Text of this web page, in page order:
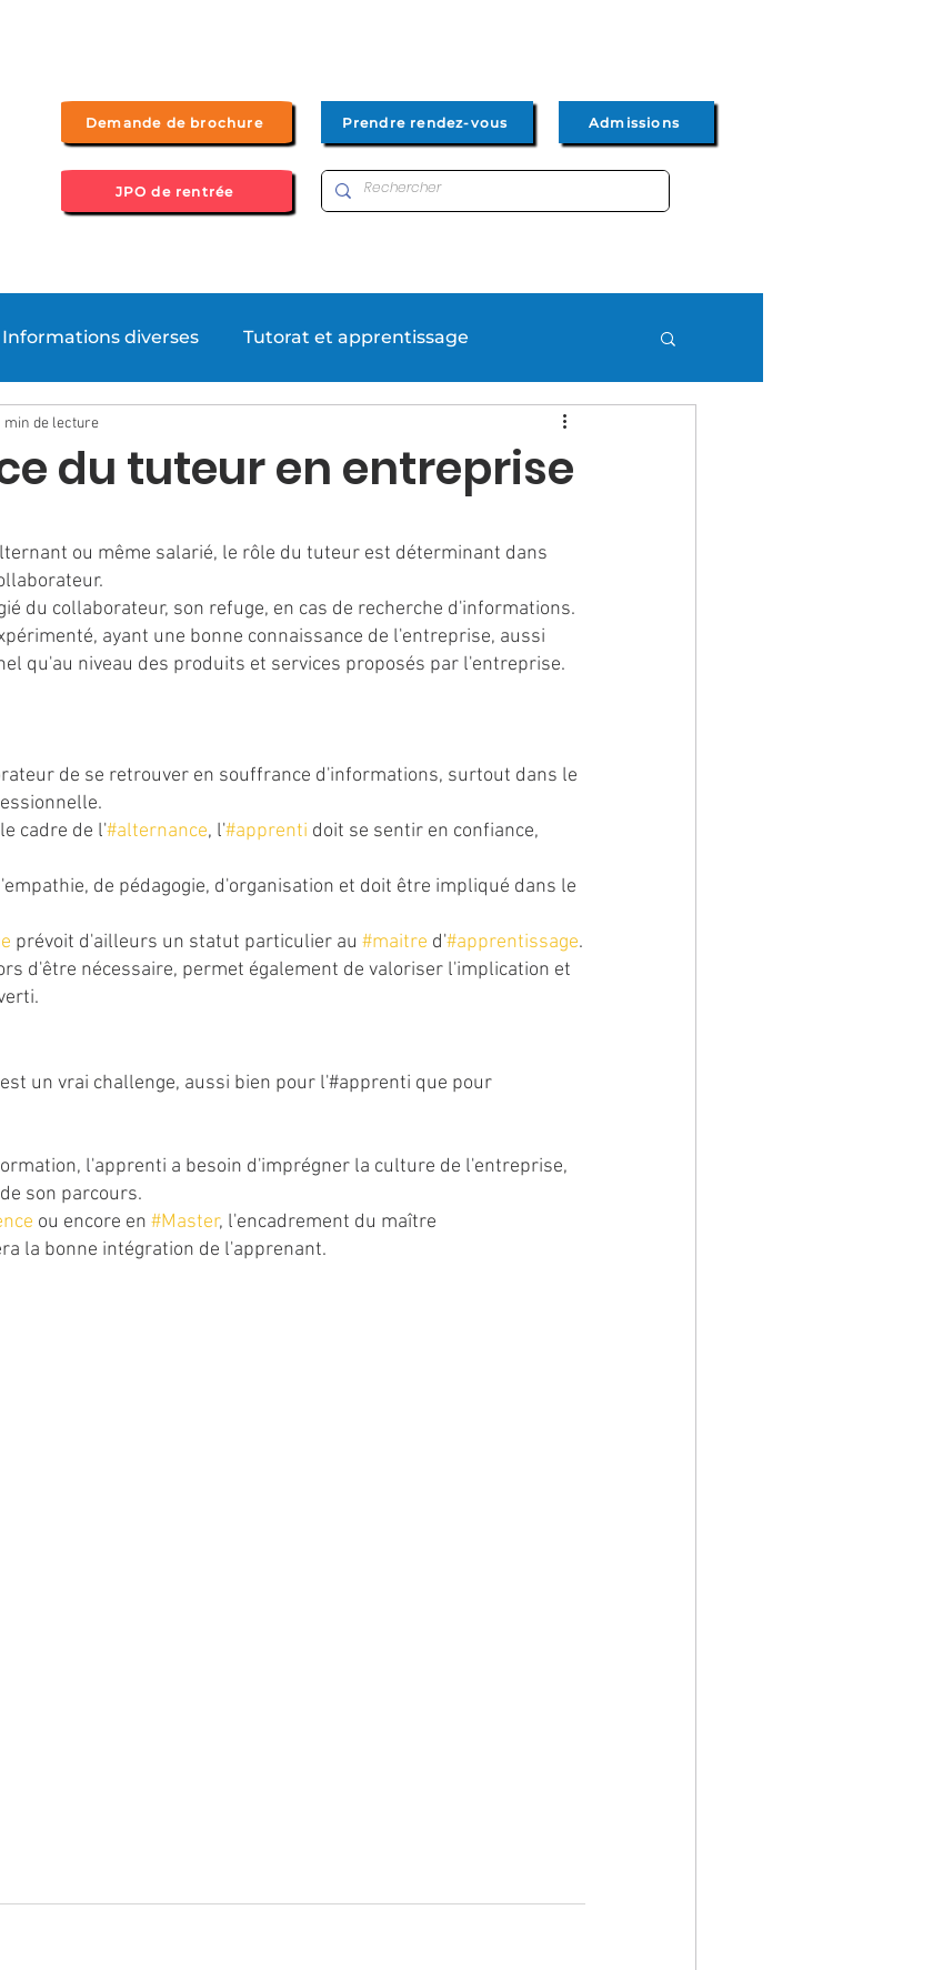
Demande de brochure Prendre rendez-vous Admissions
JPO de rentrée
Informations diverses Tutorat et apprentissage
Formations
du tuteur en entreprise
min de lecture
ou même salarié, le rôle du tuteur est déterminant dans
du collaborateur, son refuge, en cas de recherche d'informations.
ayant une bonne connaissance de l'entreprise, aussi
qu'au niveau des produits et services proposés par l'entreprise.
de se retrouver en souffrance d'informations, surtout dans le
cadre de l'#alternance, l'#apprenti doit se sentir en confiance,
de pédagogie, d'organisation et doit être impliqué dans le
prévoit d'ailleurs un statut particulier au #maitre d'#apprentissage.
d'être nécessaire, permet également de valoriser l'implication et
un vrai challenge, aussi bien pour l'#apprenti que pour
l'apprenti a besoin d'imprégner la culture de l'entreprise,
son parcours.
ou encore en #Master, l'encadrement du maître
la bonne intégration de l'apprenant.